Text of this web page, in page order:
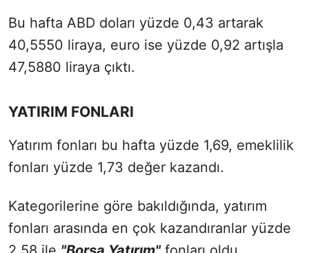
Bu hafta ABD doları yüzde 0,43 artarak
40,5550 liraya, euro ise yüzde 0,92 artışla
47,5880 liraya çıktı.
YATIRIM FONLARI
Yatırım fonları bu hafta yüzde 1,69, emeklilik
fonları yüzde 1,73 değer kazandı.
Kategorilerine göre bakıldığında, yatırım
fonları arasında en çok kazandıranlar yüzde